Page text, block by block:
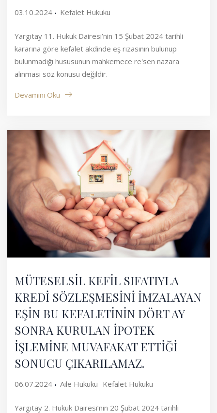
03.10.2024 Kefalet Hukuku
Yargıtay 11. Hukuk Dairesi’nin 15 Şubat 2024 tarihli
kararına göre kefalet akdinde eş rızasının bulunup
bulunmadığı hususunun mahkemece re'sen nazara
alınması söz konusu değildir.
Devamını Oku
MÜTESELSİL KEFİL SIFATIYLA
KREDİ SÖZLEŞMESİNİ İMZALAYAN
EŞİN BU KEFALETİNİN DÖRT AY
SONRA KURULAN İPOTEK
İŞLEMİNE MUVAFAKAT ETTİĞİ
SONUCU ÇIKARILAMAZ.
06.07.2024 Aile Hukuku Kefalet Hukuku
Yargıtay 2. Hukuk Dairesi’nin 20 Şubat 2024 tarihli